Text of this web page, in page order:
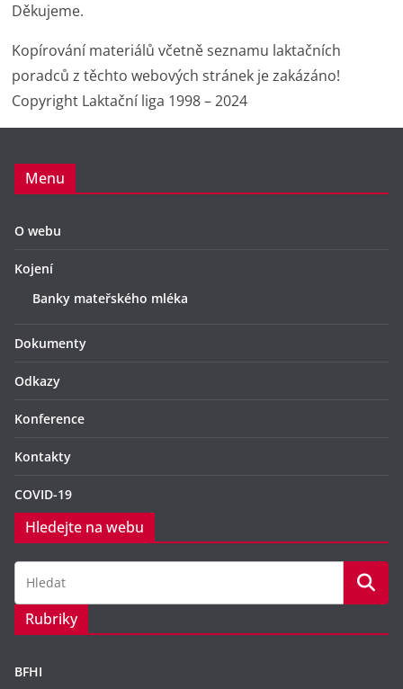
Děkujeme.
Kopírování materiálů včetně seznamu laktačních
poradců z těchto webových stránek je zakázáno!
Copyright Laktační liga 1998 – 2024
Menu
O webu
Kojení
Banky mateřského mléka
Dokumenty
Odkazy
Konference
Kontakty
COVID-19
Hledejte na webu
Rubriky
BFHI